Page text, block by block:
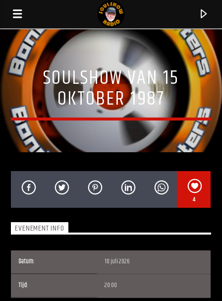
HUIDIG NUMMER
SOULSHOW VAN 15
OKTOBER 1987
4
EVENEMENT INFO
Datum: 10 juli 2026
Tijd: 20:00